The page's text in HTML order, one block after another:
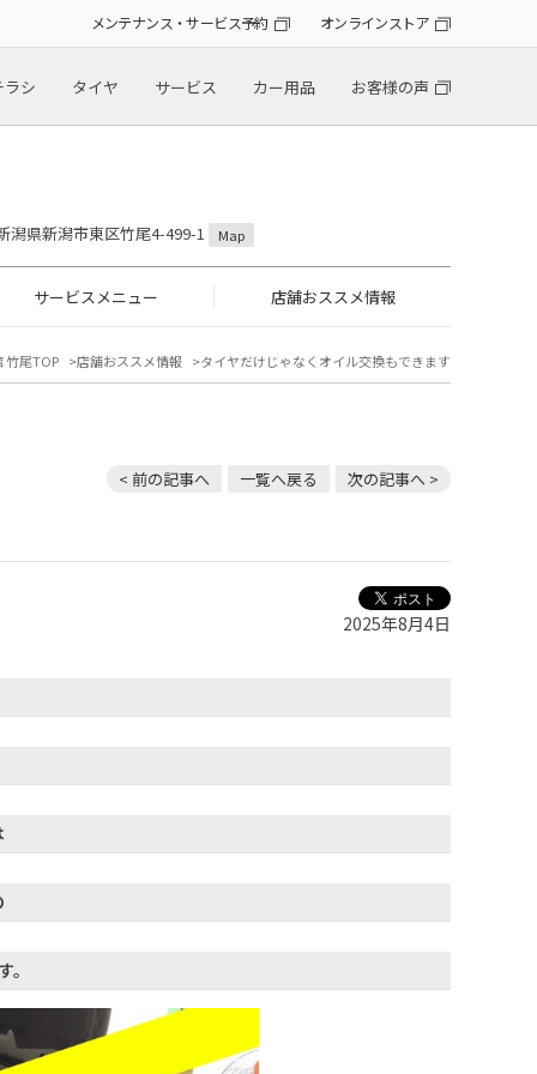
メンテナンス・サービス予約 オンラインストア
シ タイヤ サービス カー用品 お客様の声
県新潟市東区竹尾4-499-1 Map
サービスメニュー 店舗おススメ情報
竹尾TOP 店舗おススメ情報 タイヤだけじゃなくオイル交換もできます
< 前の記事へ 一覧へ戻る 次の記事へ >
2025年8月4日